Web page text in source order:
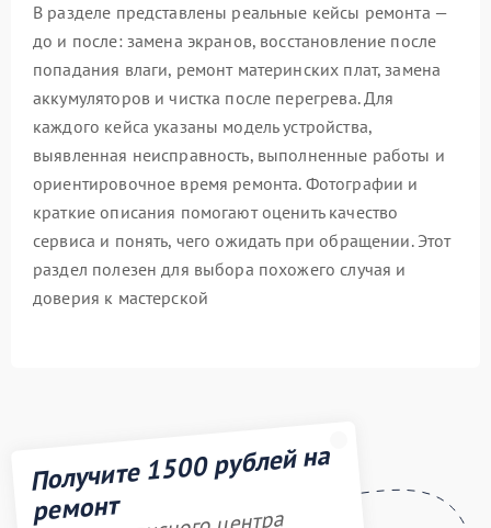
В разделе представлены реальные кейсы ремонта —
до и после: замена экранов, восстановление после
попадания влаги, ремонт материнских плат, замена
аккумуляторов и чистка после перегрева. Для
каждого кейса указаны модель устройства,
выявленная неисправность, выполненные работы и
ориентировочное время ремонта. Фотографии и
краткие описания помогают оценить качество
сервиса и понять, чего ожидать при обращении. Этот
раздел полезен для выбора похожего случая и
доверия к мастерской
Получите 1500 рублей на
ремонт